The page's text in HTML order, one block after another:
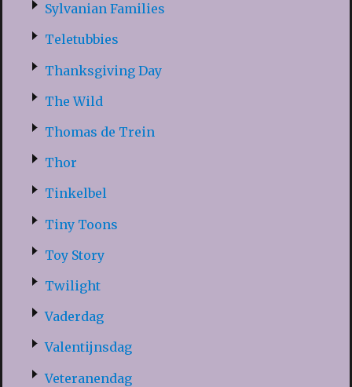
Sylvanian Families
Teletubbies
Thanksgiving Day
The Wild
Thomas de Trein
Thor
Tinkelbel
Tiny Toons
Toy Story
Twilight
Vaderdag
Valentijnsdag
Veteranendag